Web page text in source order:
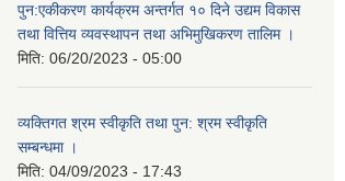
पुन:एकीकरण कार्यक्रम अन्तर्गत १० दिने उद्यम विकास
तथा वित्तिय व्यवस्थापन तथा अभिमुखिकरण तालिम ।
मिति: 06/20/2023 - 05:00
व्यक्तिगत श्रम स्वीकृति तथा पुन: श्रम स्वीकृति
सम्बन्धमा ।
मिति: 04/09/2023 - 17:43